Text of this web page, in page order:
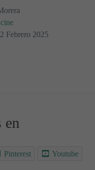
Febrero 2025
España para Marzo 2025 🎥🍿
Goya 2025: Fechas,
en
Pinterest Youtube